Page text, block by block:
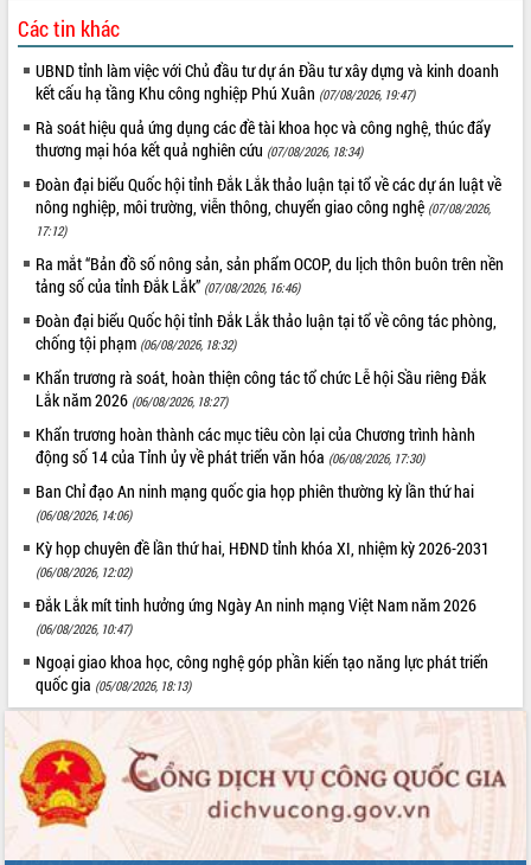
định EUDR
Thứ trưởng Bộ Nông nghiệp và Môi
trường Nguyễn Hoàng Hiệp khảo sát
vùng trồng và doanh nghiệp đóng gói
sầu riêng tại Đắk Lắk
Trình diễn nghệ thuật chế biến các
món ăn từ sầu riêng
Đắk Lắk công bố Quy hoạch và xúc
tiến đầu tư tỉnh
Ngành cá ngừ Đắk Lắk chủ động thích
ứng để giữ vững thị trường xuất khẩu
Diễn đàn Kinh tế tư nhân Việt Nam đột
phá cơ chế - Hợp tác công tư
Đề án 06 tạo bước ngoặt đột phá trong
cải cách hành chính tỉnh Đắk Lắk
Kết nối tour, đẩy mạnh chuyển đổi số
để phát triển du lịch Đắk Lắk
Khởi động Dự án Đầu tư xây dựng hạ
tầng kỹ thuật Cụm công nghiệp Tân
Tiến
Gặp mặt các cơ quan báo chí nhân Kỷ
niệm 101 năm Ngày Báo chí Cách
mạng Việt Nam
Đắk Lắk sơ kết 4 năm triển khai thực
hiện Đề án 06 của Chính phủ
Họp báo thông tin về Hội nghị Công bố
Quy hoạch và Xúc tiến đầu tư tỉnh Đắk
Lắk
Khơi thông điểm nghẽn, đẩy nhanh
giải ngân vốn khắc phục thiên tai
HĐND tỉnh thông qua điều chỉnh Quy
hoạch tỉnh thời kỳ 2021-2030
Các tin khác
UBND tỉnh làm việc với Chủ đầu tư dự án Đầu tư xây dựng và kinh doanh
kết cấu hạ tầng Khu công nghiệp Phú Xuân (07/08/2026, 19:47)
Rà soát hiệu quả ứng dụng các đề tài khoa học và công nghệ, thúc đẩy
thương mại hóa kết quả nghiên cứu (07/08/2026, 18:34)
Đoàn đại biểu Quốc hội tỉnh Đắk Lắk thảo luận tại tổ về các dự án luật về
nông nghiệp, môi trường, viễn thông, chuyển giao công nghệ (07/08/2026,
17:12)
Ra mắt “Bản đồ số nông sản, sản phẩm OCOP, du lịch thôn buôn trên nền
tảng số của tỉnh Đắk Lắk” (07/08/2026, 16:46)
Đoàn đại biểu Quốc hội tỉnh Đắk Lắk thảo luận tại tổ về công tác phòng,
chống tội phạm (06/08/2026, 18:32)
Khẩn trương rà soát, hoàn thiện công tác tổ chức Lễ hội Sầu riêng Đắk
Lắk năm 2026 (06/08/2026, 18:27)
Khẩn trương hoàn thành các mục tiêu còn lại của Chương trình hành
động số 14 của Tỉnh ủy về phát triển văn hóa (06/08/2026, 17:30)
Ban Chỉ đạo An ninh mạng quốc gia họp phiên thường kỳ lần thứ hai
(06/08/2026, 14:06)
Kỳ họp chuyên đề lần thứ hai, HĐND tỉnh khóa XI, nhiệm kỳ 2026-2031
(06/08/2026, 12:02)
Đắk Lắk mít tinh hưởng ứng Ngày An ninh mạng Việt Nam năm 2026
(06/08/2026, 10:47)
Ngoại giao khoa học, công nghệ góp phần kiến tạo năng lực phát triển
quốc gia (05/08/2026, 18:13)